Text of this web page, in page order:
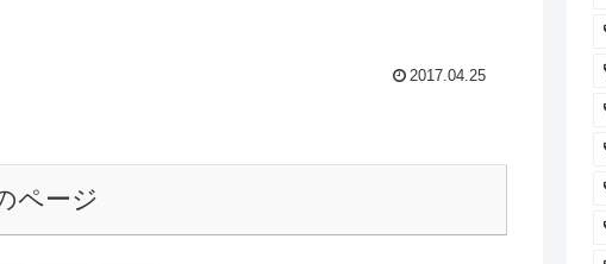
2017.04.25
ページ